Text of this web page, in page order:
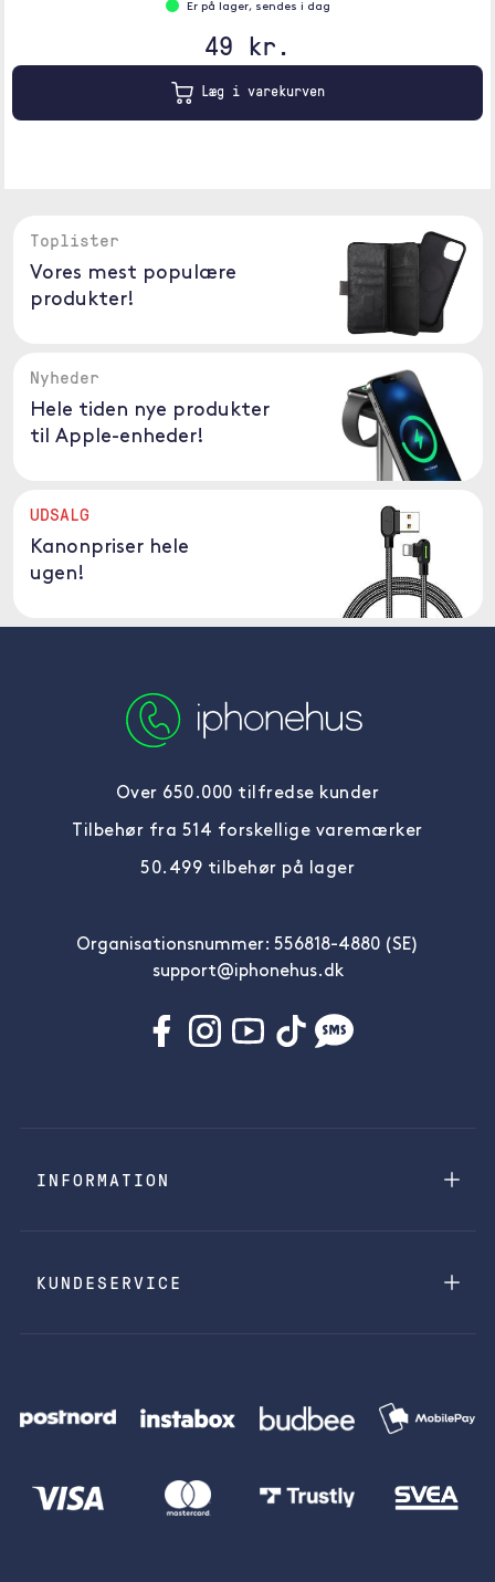
Er på lager, sendes i dag
49 kr.
Læg i varekurven
Toplister
Vores mest populære
produkter!
Nyheder
Hele tiden nye produkter
til Apple-enheder!
UDSALG
Kanonpriser hele
ugen!
Over 650.000 tilfredse kunder
Tilbehør fra 514 forskellige varemærker
50.499 tilbehør på lager
Organisationsnummer: 556818-4880 (SE)
support@iphonehus.dk
INFORMATION
KUNDESERVICE